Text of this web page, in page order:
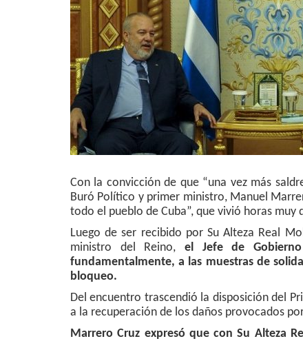
Con la convicción de que “una vez más
Buró Político y primer ministro, Manuel
todo el pueblo de Cuba”, que vivió horas muy
Luego de ser recibido por Su Alteza Real
ministro del Reino, el Jefe de
fundamentalmente, a las muestras de
bloqueo.
Del encuentro trascendió la disposición del
a la recuperación de los daños provocados
Marrero Cruz expresó que con Su Alteza